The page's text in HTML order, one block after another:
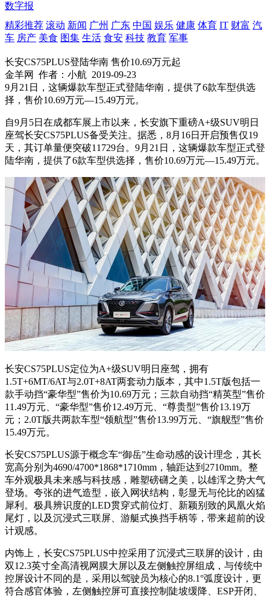
数字报
精彩推荐 滚动 新闻 广州 广东 中国 娱乐 健康 体育 IT 财富 汽
车 房产 美食 图集 生活 食安 科技 教育 军事
长安CS75PLUS登陆华南 售价10.69万元起
金羊网
作者：小航 2019-09-23
9月21日，这辆爆款车型正式登陆华南，提供了6款车型供选
择，售价10.69万元—15.49万元。
自9月5日在成都车展上市以来，长安旗下重磅A+级SUV明日
座驾长安CS75PLUS备受关注。据悉，8月16日开启预售仅19
天，其订单量便突破11729台。9月21日，这辆爆款车型正式登
陆华南，提供了6款车型供选择，售价10.69万元—15.49万元。
长安CS75PLUS定位为A+级SUV明日座驾，拥有
1.5T+6MT/6AT与2.0T+8AT两套动力版本，其中1.5T版包括一
款手动挡“豪华型”售价为10.69万元；三款自动挡“精英型”售价
11.49万元、“豪华型”售价12.49万元、“尊贵型”售价13.19万
元；2.0T版共两款车型“领航型”售价13.99万元、“旗舰型”售价
15.49万元。
长安CS75PLUS源于概念车“御岳”生命动感的设计理念，其长
宽高分别为4690/4700*1868*1710mm，轴距达到2710mm。整
车外观极具未来感与科技感，雕塑磅礴之美，以雄浑之势大气
登场。夸张的进气造型，嵌入网状结构，彰显无与伦比的凶猛
犀利。极具辨识度的LED贯穿式前位灯、新颖别致的凤凰火焰
尾灯，以及沉浸式三联屏、游艇式换挡手柄等，带来超前的设
计观感。
内饰上，长安CS75PLUS中控采用了沉浸式三联屏的设计，由
双12.3英寸全高清视网膜大屏以及左侧触控屏组成，与传统中
控屏设计不同的是，采用以驾驶员为核心的8.1°弧度设计，更
符合感官体验，左侧触控屏可直接控制陡坡缓降、ESP开闭、